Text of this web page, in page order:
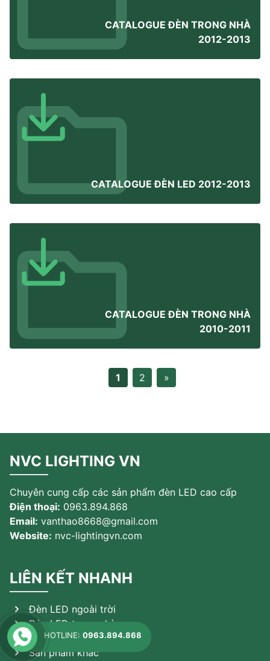
CATALOGUE ĐÈN TRONG NHÀ
2012-2013
CATALOGUE ĐÈN LED 2012-2013
CATALOGUE ĐÈN TRONG NHÀ
2010-2011
1 2 »
NVC LIGHTING VN
Chuyên cung cấp các sản phẩm đèn LED cao cấp
Điện thoại: 0963.894.868
Email: vanthao8668@gmail.com
Website: nvc-lightingvn.com
LIÊN KẾT NHANH
Đèn LED ngoài trời
Đèn LED trong nhà
Đèn theo ứng dụng
Sản phẩm khác
HOTLINE:0963.894.868